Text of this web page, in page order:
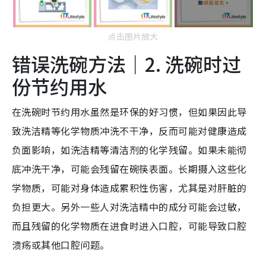
点击图片放大
错误洗碗方法｜2. 洗碗时过
份节约用水
在洗碗时节约用水虽然是环保的好习惯，但如果因此导
致洗洁精等化学物质冲洗不干净，反而可能对健康造成
负面影响，如洗洁精等清洁剂的化学残留。如果未能彻
底冲洗干净，可能会残留在碗筷表面。长期摄入这些化
学物质，可能对身体造成累积性伤害，尤其是对肝脏的
负担更大。另外一些人对洗洁精中的成分可能会过敏，
而且残留的化学物质在进食时进入口腔，可能导致口腔
溃疡或其他口腔问题。